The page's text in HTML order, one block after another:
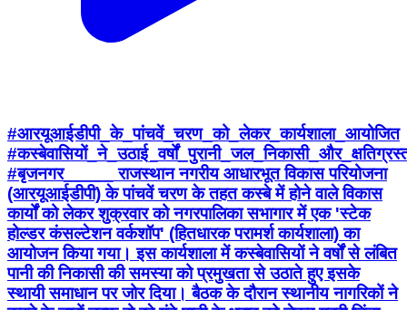
#आरयूआईडीपी_के_पांचवें_चरण_को_लेकर_कार्यशाला_आयोजित
#बृजनगर_____ राजस्थान नगरीय आधारभूत विकास परियोजना
(आरयूआईडीपी) के पांचवें चरण के तहत कस्बे में होने वाले विकास
कार्यों को लेकर शुक्रवार को नगरपालिका सभागार में एक 'स्टेक
होल्डर कंसल्टेशन वर्कशॉप' (हितधारक परामर्श कार्यशाला) का
आयोजन किया गया। इस कार्यशाला में कस्बेवासियों ने वर्षों से लंबित
पानी की निकासी की समस्या को प्रमुखता से उठाते हुए इसके
स्थायी समाधान पर जोर दिया। बैठक के दौरान स्थानीय नागरिकों ने